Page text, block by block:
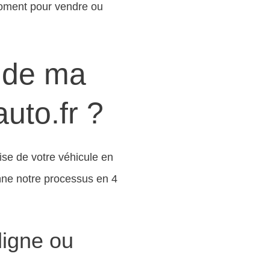
pour vendre ou
ma
?
de votre véhicule en
notre processus en 4
ou